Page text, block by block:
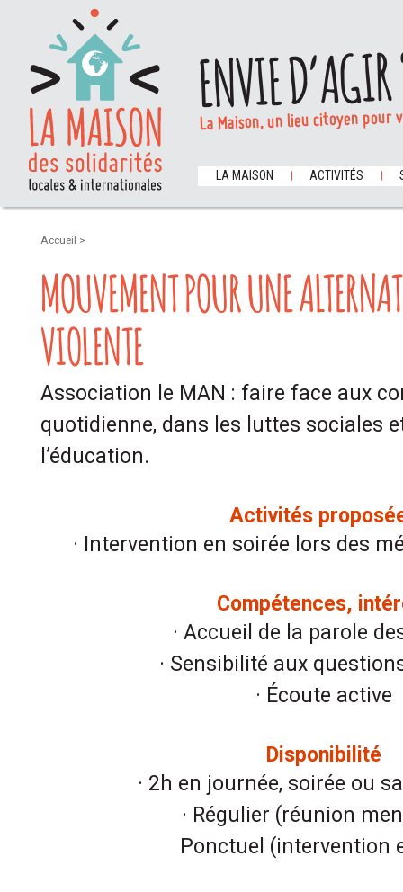
ENVIE
La Maison, un lieu citoyen
LA MAISON ACTIVITÉS
Accueil >
MOUVEMENT POUR UNE
VIOLENTE
Association le MAN : faire face aux
quotidienne, dans les luttes sociales
l’éducation.
Activités
· Intervention en soirée lors des
Compétences,
· Accueil de la parole
· Sensibilité aux
· Écoute active
Disponibilité
· 2h en journée, soirée ou
· Régulier (réunion
Ponctuel (intervention